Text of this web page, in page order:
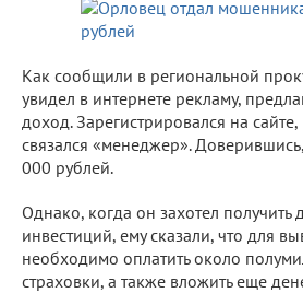
Как сообщили в региональной
увидел в интернете рекламу,
доход. Зарегистрировался на
связался «менеджер».
000 рублей.
Однако, когда он захотел получить
инвестиций, ему сказали, что для
необходимо оплатить около
страховки, а также вложить еще